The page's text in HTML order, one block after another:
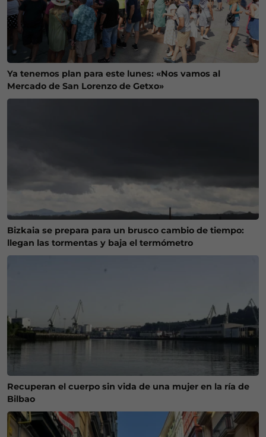
Ya tenemos plan para este lunes: «Nos vamos al
Mercado de San Lorenzo de Getxo»
Bizkaia se prepara para un brusco cambio de tiempo:
llegan las tormentas y baja el termómetro
Recuperan el cuerpo sin vida de una mujer en la ría de
Bilbao